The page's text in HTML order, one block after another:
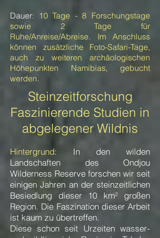
Dauer: 10Tage - 8 Forschungstage
sowie 2 Tage für
Ruhe/Anreise/Abreise. Im Anschluss
können zusätzliche Foto-Safari-Tage,
auch zu weiteren archäologischen
Höhepunkten Namibias, gebucht
werden.
Steinzeitforschung
Faszinierende Studien in
abgelegener Wildnis
Hintergrund: In den wilden
Landschaften des Ondjou
Wilderness Reserve forschen wir seit
einigen Jahren an der steinzeitlichen
Besiedlung dieser 10 km² großen
Region. Die Faszination dieser Arbeit
ist kaum zu übertreffen.
Diese schon seit Urzeiten wasser-